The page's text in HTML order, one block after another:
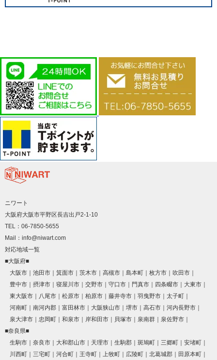
ニワート
大阪府大阪市平野区長吉出戸2-1-10
TEL：06-7850-5655
Mail：info@niwart.com
対応地域一覧
■大阪府■
大阪市
池田市 箕面市 茨木市 高槻市 島本町 枚方市
吹田市
豊中市
摂津市 寝屋川市 交野市 守口市 門真市 四条畷市
大東市
東大阪市
八尾市 松原市 柏原市 藤井寺市 羽曳野市
太子町
河南町
南河内郡 富田林市 大阪狭山市 堺市 高石市
河内長野市
泉大津市
忠岡町 和泉市 岸和田市 貝塚市 泉南群
泉佐野市
■奈良県■
生駒市
奈良市 大和郡山市 天理市 生駒郡 斑鳩町 三郷町
安堵町
川西町
三宅町 河合町 王寺町 上牧町 広陵町 北葛城郡 田原本町